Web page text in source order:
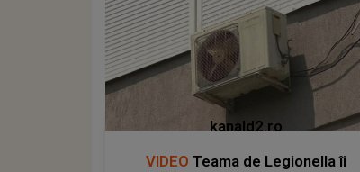
kanald2.ro
VIDEO Teama de Legionella îi